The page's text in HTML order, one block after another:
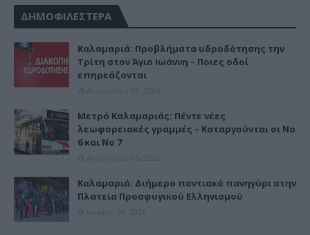
ΔΗΜΟΦΙΛΕΣΤΕΡΑ
Καλαμαριά: Προβλήματα υδροδότησης την
Τρίτη στον Άγιο Ιωάννη – Ποιες οδοί
επηρεάζονται
Μετρό Καλαμαριάς: Πέντε νέες
λεωφορειακές γραμμές – Καταργούνται οι Νο
6 και Νο 7
Καλαμαριά: Διήμερο ποντιακό πανηγύρι στην
Πλατεία Προσφυγικού Ελληνισμού